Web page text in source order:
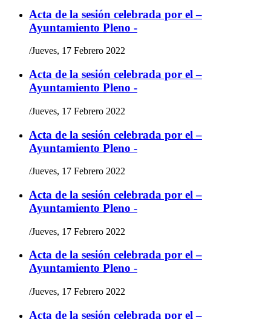
Acta de la sesión celebrada por el –
Ayuntamiento Pleno -
/Jueves, 17 Febrero 2022
Acta de la sesión celebrada por el –
Ayuntamiento Pleno -
/Jueves, 17 Febrero 2022
Acta de la sesión celebrada por el –
Ayuntamiento Pleno -
/Jueves, 17 Febrero 2022
Acta de la sesión celebrada por el –
Ayuntamiento Pleno -
/Jueves, 17 Febrero 2022
Acta de la sesión celebrada por el –
Ayuntamiento Pleno -
/Jueves, 17 Febrero 2022
Acta de la sesión celebrada por el –